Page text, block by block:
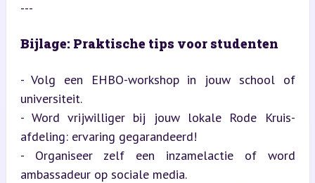
---
Bijlage: Praktische tips voor studenten
- Volg een EHBO-workshop in jouw school of
universiteit.
- Word vrijwilliger bij jouw lokale Rode Kruis-
afdeling: ervaring gegarandeerd!
- Organiseer zelf een inzamelactie of word
ambassadeur op sociale media.